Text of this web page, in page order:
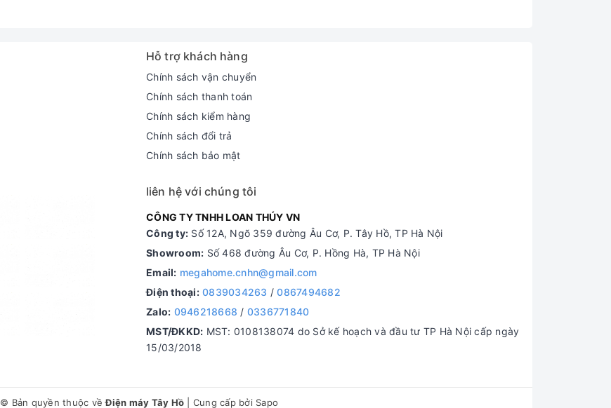
Hỗ trợ khách hàng
Chính sách vận chuyển
Chính sách thanh toán
Chính sách kiểm hàng
Chính sách đổi trả
Chính sách bảo mật
liên hệ với chúng tôi
CÔNG TY TNHH LOAN THÚY VN
Công ty: Số 12A, Ngõ 359 đường Âu Cơ, P. Tây Hồ, TP Hà Nội
Showroom: Số 468 đường Âu Cơ, P. Hồng Hà, TP Hà Nội
Email: megahome.cnhn@gmail.com
Điện thoại: 0839034263 /0867494682
Zalo: 0946218668 / 0336771840
MST/ĐKKD: MST: 0108138074 do Sở kế hoạch và đầu tư TP Hà Nội cấp ngày
15/03/2018
© Bản quyền thuộc vềĐiện máy Tây Hồ Cung cấp bởi Sapo